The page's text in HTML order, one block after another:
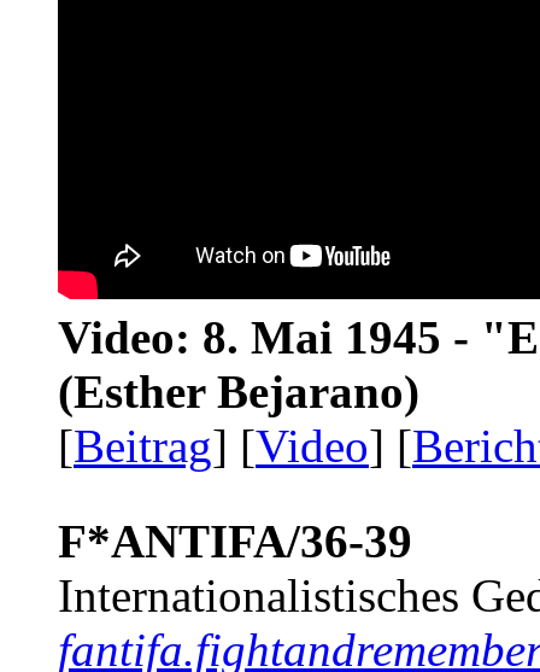
Video: 8. Mai 1945 -
(Esther Bejarano)
[Beitrag] [Video] [
F*ANTIFA/36-39
Internationalistisches